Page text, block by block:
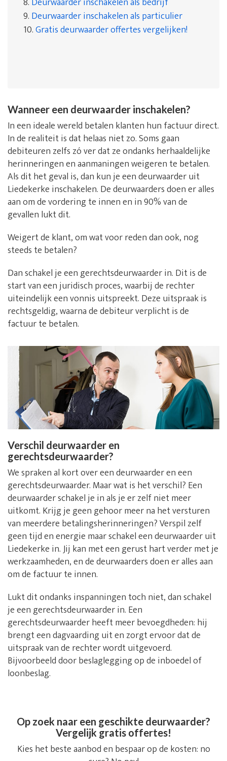
9. Deurwaarder inschakelen als particulier
10.Gratis deurwaarder offertes vergelijken!
Wanneer een deurwaarder inschakelen?
In een ideale wereld betalen klanten hun factuur direct.
In de realiteit is dat helaas niet zo. Soms gaan
debiteuren zelfs zó ver dat ze ondanks herhaaldelijke
herinneringen en aanmaningen weigeren te betalen.
Als dit het geval is, dan kun je een deurwaarder uit
Liedekerke inschakelen. De deurwaarders doen er alles
aan om de vordering te innen en in 90% van de
gevallen lukt dit.
Weigert de klant, om wat voor reden dan ook, nog
steeds te betalen?
Dan schakel je een gerechtsdeurwaarder in. Dit is de
start van een juridisch proces, waarbij de rechter
uiteindelijk een vonnis uitspreekt. Deze uitspraak is
rechtsgeldig, waarna de debiteur verplicht is de
factuur te betalen.
Verschil deurwaarder en
gerechtsdeurwaarder?
We spraken al kort over een deurwaarder en een
gerechtsdeurwaarder. Maar wat is het verschil? Een
deurwaarder schakel je in als je er zelf niet meer
uitkomt. Krijg je geen gehoor meer na het versturen
van meerdere betalingsherinneringen? Verspil zelf
geen tijd en energie maar schakel een deurwaarder uit
Liedekerke in. Jij kan met een gerust hart verder met je
werkzaamheden, en de deurwaarders doen er alles aan
om de factuur te innen.
Lukt dit ondanks inspanningen toch niet, dan schakel
je een gerechtsdeurwaarder in. Een
gerechtsdeurwaarder heeft meer bevoegdheden: hij
brengt een dagvaarding uit en zorgt ervoor dat de
uitspraak van de rechter wordt uitgevoerd.
Bijvoorbeeld door beslaglegging op de inboedel of
loonbeslag.
Op zoek naar een geschikte deurwaarder?
Vergelijk gratis offertes!
Kies het beste aanbod en bespaar op de kosten: no